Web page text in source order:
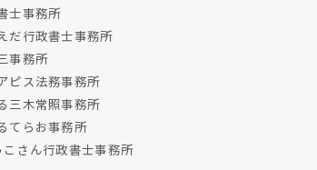
士事務所
だ行政書士事務所
事務所
ピス法務事務所
三木常照事務所
てらお事務所
さん行政書士事務所